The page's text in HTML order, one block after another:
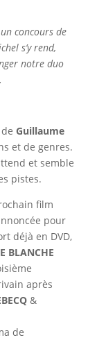
concours de
s’y rend,
notre duo
Guillaume
et de genres.
et semble
pistes.
film
pour
déjà en DVD,
BLANCHE
après
&
de